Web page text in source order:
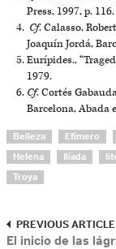
Press, 1997, p. 116.
Cf. Calasso,
Joaquín Jordá,
Eurípides.,
1979.
Cf. Cortés
Barcelona, Abada
Belleza Efímero
Helena Ilíada
Troya
PREVIOUS ARTICLE
El inicio de las